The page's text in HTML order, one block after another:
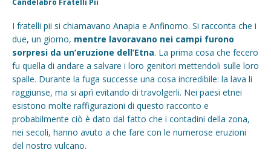
I fratelli pii si chiamavano Anapia e Anfinomo. Si racconta che i
due, un giorno, mentre lavoravano nei campi furono
sorpresi da un’eruzione dell’Etna. La prima cosa che fecero
fu quella di andare a salvare i loro genitori mettendoli sulle loro
spalle. Durante la fuga successe una cosa incredibile: la lava li
raggiunse, ma si aprì evitando di travolgerli. Nei paesi etnei
esistono molte raffigurazioni di questo racconto e
probabilmente ciò è dato dal fatto che i contadini della zona,
nei secoli, hanno avuto a che fare con le numerose eruzioni
del nostro vulcano.